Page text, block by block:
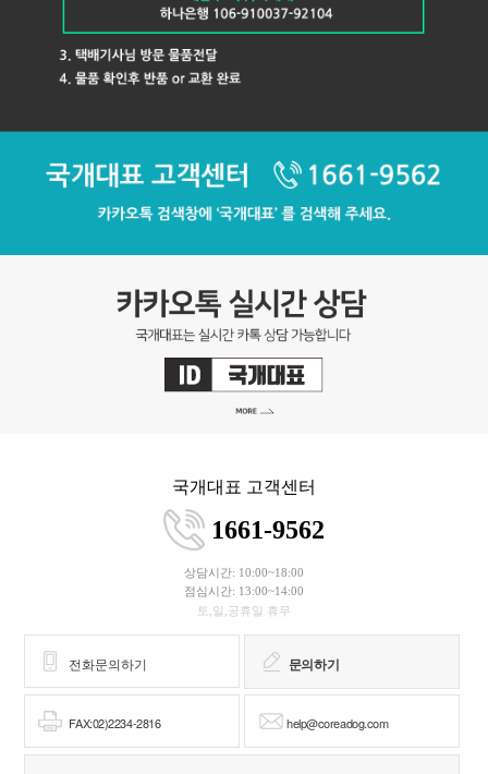
국개대표 고객센터
1661-9562
상담시간: 10:00~18:00
점심시간: 13:00~14:00
토,일,공휴일 휴무
전화문의하기 문의하기
FAX:02)2234-2816 help@coreadog.com